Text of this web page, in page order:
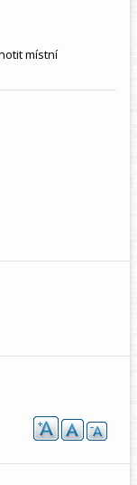
místní